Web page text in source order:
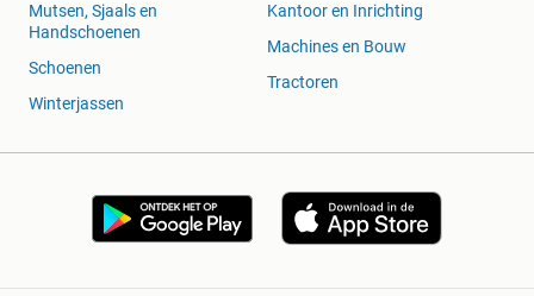
Mutsen, Sjaals en
Handschoenen
Schoenen
Winterjassen
Kantoor en Inrichting
Machines en Bouw
Tractoren